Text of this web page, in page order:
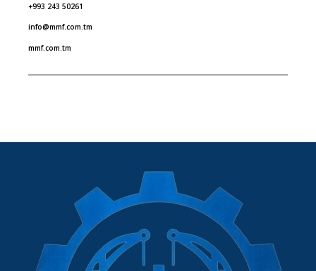
+993 243 50261
info@mmf.com.tm
mmf.com.tm